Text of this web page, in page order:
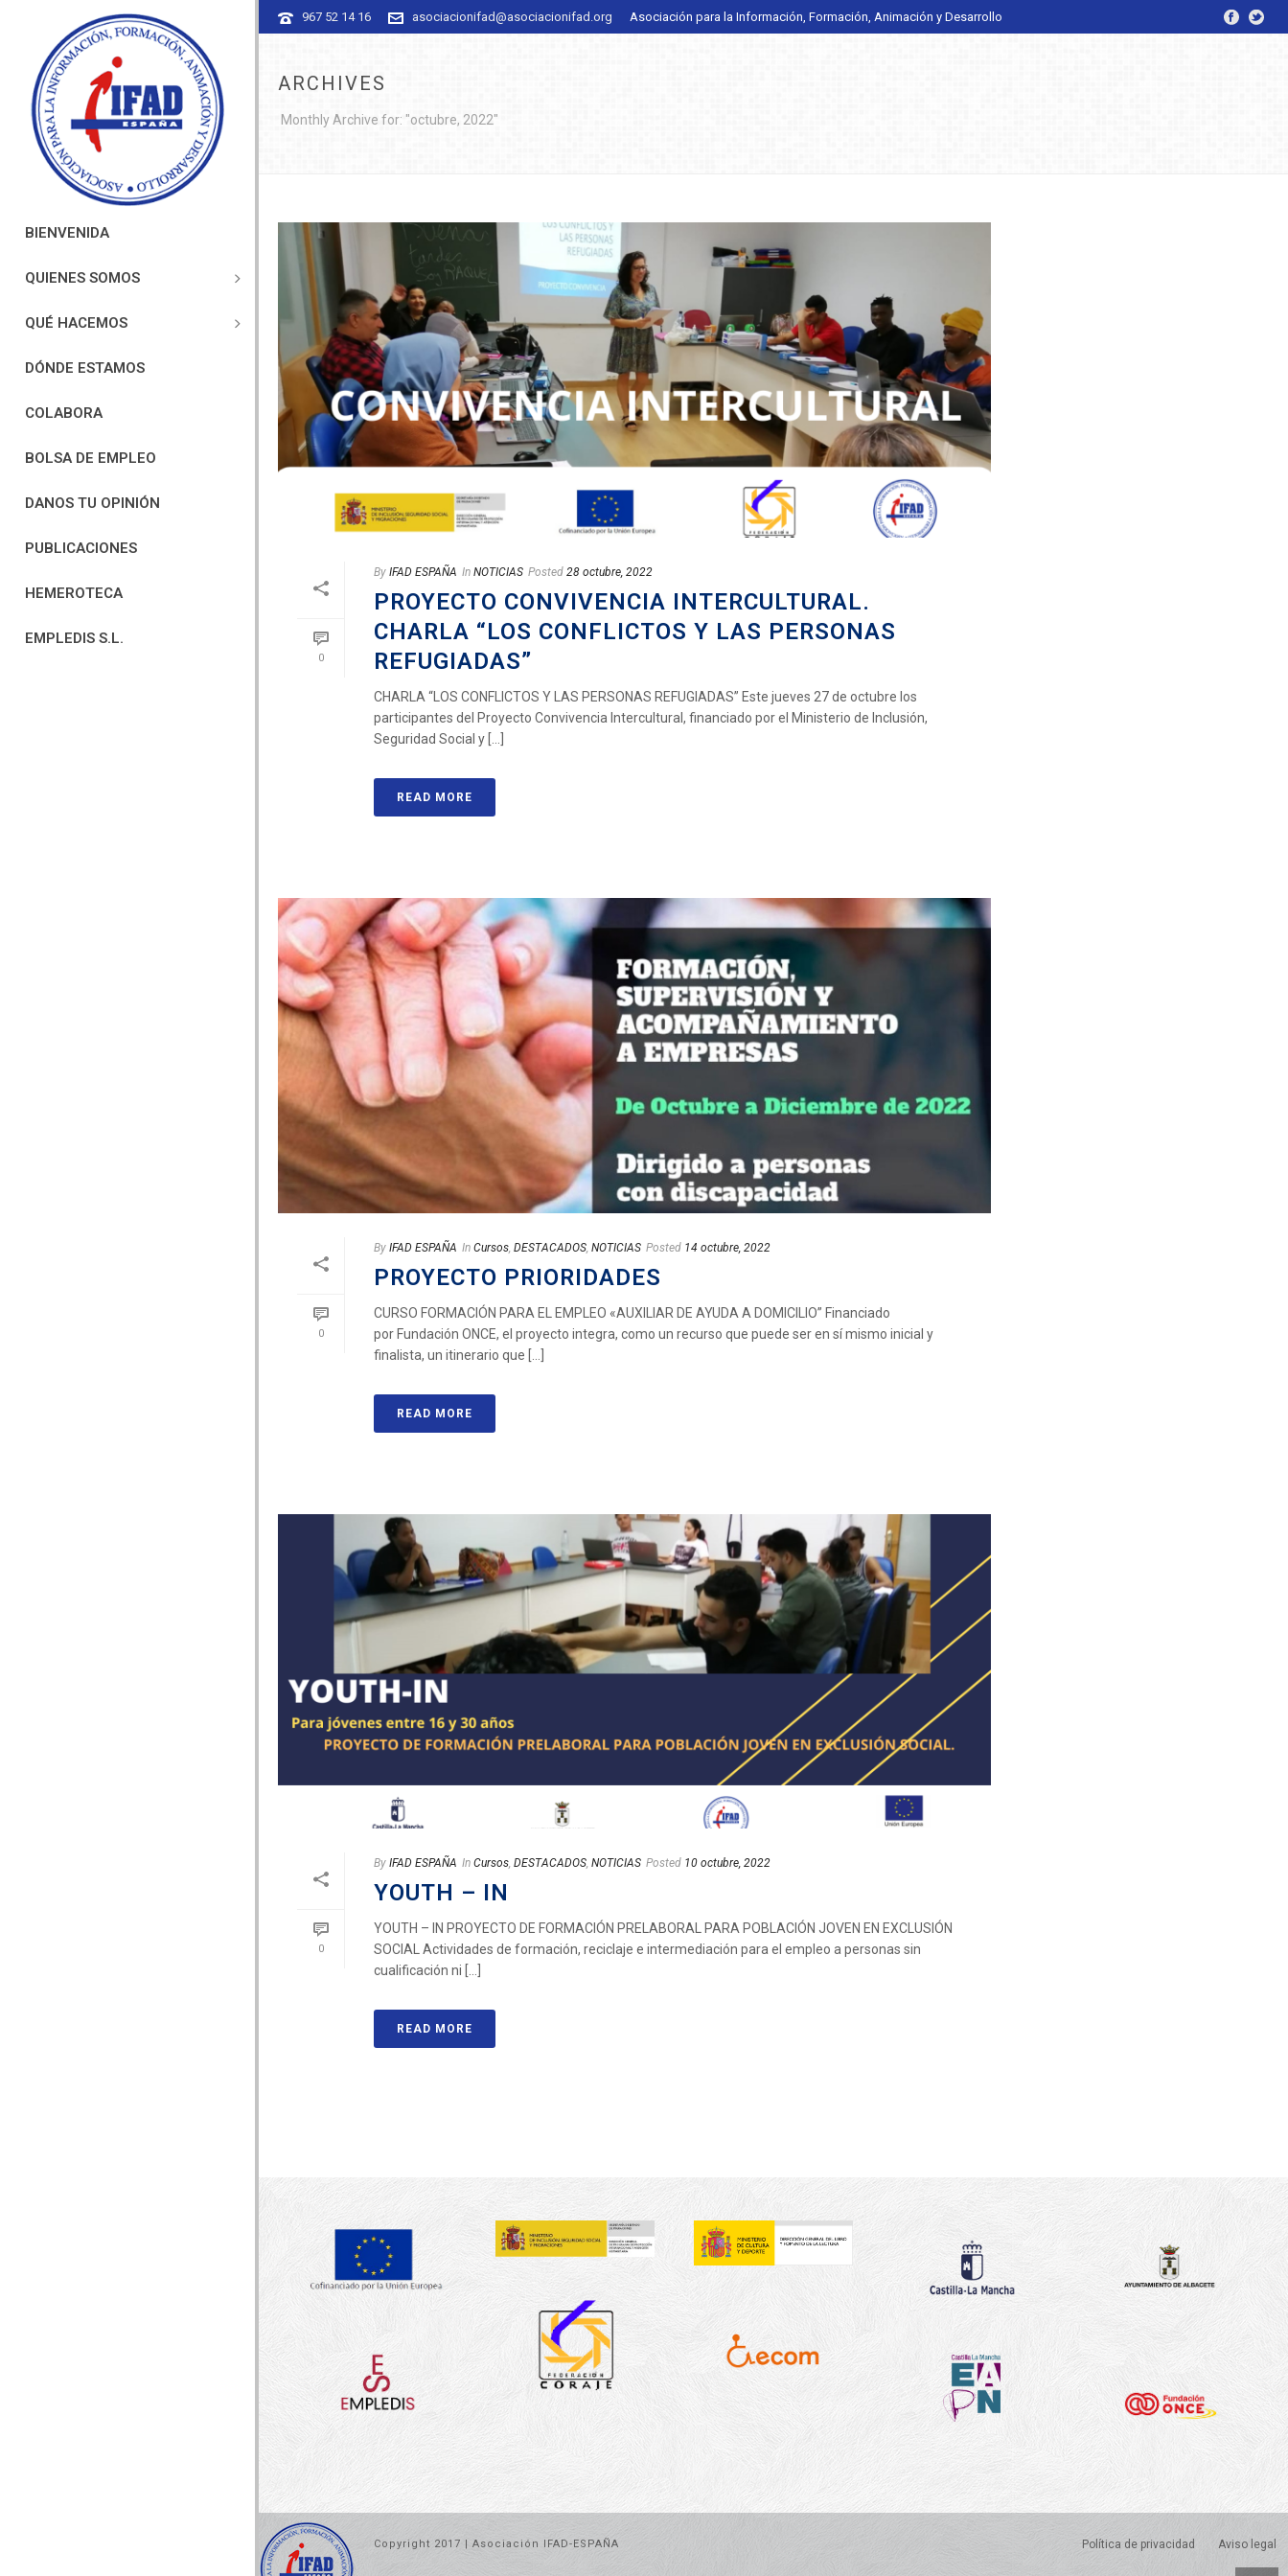
967 52 14 16 asociacionifad@asociacionifad.org Asociación para la Información, Formación, Animación y Desarrollo
BIENVENIDA
QUIENES SOMOS
QUÉ HACEMOS
DÓNDE ESTAMOS
COLABORA
BOLSA DE EMPLEO
DANOS TU OPINIÓN
PUBLICACIONES
HEMEROTECA
EMPLEDIS S.L.
ARCHIVES
Monthly Archive for: "octubre, 2022"
0
By IFAD ESPAÑA In NOTICIAS Posted 28 octubre, 2022
PROYECTO CONVIVENCIA INTERCULTURAL.
CHARLA “LOS CONFLICTOS Y LAS PERSONAS
REFUGIADAS”
CHARLA “LOS CONFLICTOS Y LAS PERSONAS REFUGIADAS” Este jueves 27 de octubre los
participantes del Proyecto Convivencia Intercultural, financiado por el Ministerio de Inclusión,
Seguridad Social y [...]
READ MORE
0
By IFAD ESPAÑA In Cursos DESTACADOS NOTICIAS Posted 14 octubre, 2022
PROYECTO PRIORIDADES
CURSO FORMACIÓN PARA EL EMPLEO «AUXILIAR DE AYUDA A DOMICILIO” Financiado
por Fundación ONCE, el proyecto integra, como un recurso que puede ser en sí mismo inicial y
finalista, un itinerario que [...]
READ MORE
0
By IFAD ESPAÑA In Cursos, DESTACADOS, NOTICIAS Posted 10 octubre, 2022
YOUTH – IN
YOUTH – IN PROYECTO DE FORMACIÓN PRELABORAL PARA POBLACIÓN JOVEN EN EXCLUSIÓN
SOCIAL Actividades de formación, reciclaje e intermediación para el empleo a personas sin
cualificación ni [...]
READ MORE
Copyright 2017 | Asociación IFAD-ESPAÑA Política de privacidad Aviso legal